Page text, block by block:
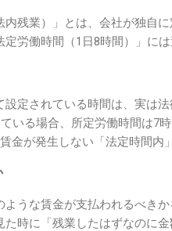
残業）」とは、会社が独自
労働時間（1日8時間）」に
定されている時間は、実は
いる場合、所定労働時間は7
金が発生しない「法定時間内
ような賃金が支払われるべき
時に「残業したはずなのに